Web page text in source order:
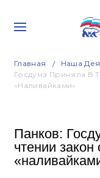
Главная Наша
Госдума Приняла В
«наливайками»
Панков:
чтении